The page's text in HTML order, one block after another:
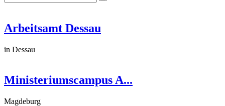
Arbeitsamt Dessau
in Dessau
Ministeriumscampus A...
Magdeburg